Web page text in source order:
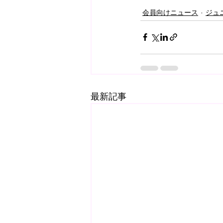
会員向けニュース ジュ
最新記事